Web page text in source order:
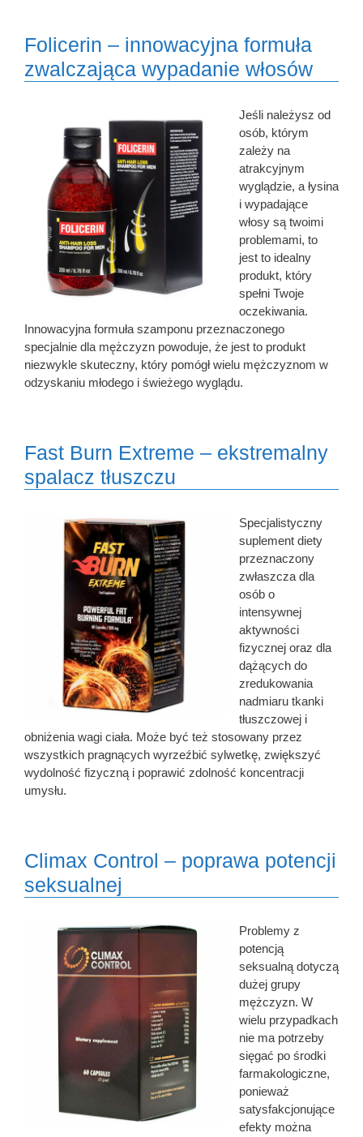
Folicerin – innowacyjna formuła
zwalczająca wypadanie włosów
Jeśli należysz od
osób, którym
zależy na
atrakcyjnym
wyglądzie, a łysina
i wypadające
włosy są twoimi
problemami, to
jest to idealny
produkt, który
spełni Twoje
oczekiwania.
Innowacyjna formuła szamponu przeznaczonego
specjalnie dla mężczyzn powoduje, że jest to produkt
niezwykle skuteczny, który pomógł wielu mężczyznom w
odzyskaniu młodego i świeżego wyglądu.
Fast Burn Extreme – ekstremalny
spalacz tłuszczu
Specjalistyczny
suplement diety
przeznaczony
zwłaszcza dla
osób o
intensywnej
aktywności
fizycznej oraz dla
dążących do
zredukowania
nadmiaru tkanki
tłuszczowej i
obniżenia wagi ciała. Może być też stosowany przez
wszystkich pragnących wyrzeźbić sylwetkę, zwiększyć
wydolność fizyczną i poprawić zdolność koncentracji
umysłu.
Climax Control – poprawa potencji
seksualnej
Problemy z
potencją
seksualną dotyczą
dużej grupy
mężczyzn. W
wielu przypadkach
nie ma potrzeby
sięgać po środki
farmakologiczne,
ponieważ
satysfakcjonujące
efekty można